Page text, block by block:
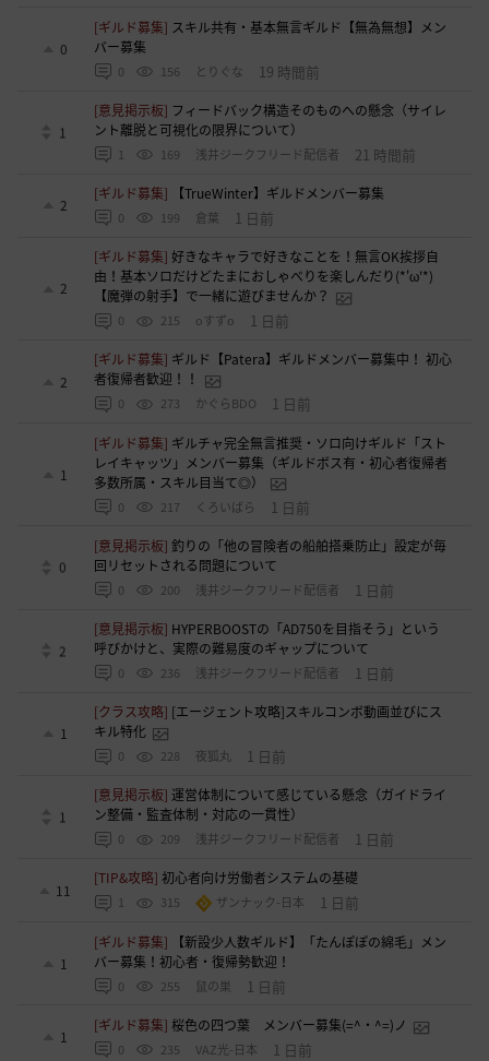
0
[ギルド募集] スキル共有・基本無言ギルド【無為無想】メン
バー募集
0 156 とりぐな 19 時間前
1
[意見掲示板] フィードバック構造そのものへの懸念（サイレ
ント離脱と可視化の限界について）
1 169 浅井ジークフリード配信者 21 時間前
2
[ギルド募集] 【TrueWinter】ギルドメンバー募集
0 199 倉葉 1 日前
2
[ギルド募集]好きなキャラで好きなことを！無言OK挨拶自
由！基本ソロだけどたまにおしゃべりを楽しんだり(*'ω'*)
【魔弾の射手】で一緒に遊びませんか？
0 215 oすずo 1 日前
2
[ギルド募集] ギルド【Patera】ギルドメンバー募集中！ 初心
者復帰者歓迎！！
0 273 かぐらBDO 1 日前
1
[ギルド募集] ギルチャ完全無言推奨・ソロ向けギルド「スト
レイキャッツ」メンバー募集（ギルドボス有・初心者復帰者
多数所属・スキル目当て◎）
0 217 くろいばら 1 日前
0
[意見掲示板]釣りの「他の冒険者の船舶搭乗防止」設定が毎
回リセットされる問題について
0 200 浅井ジークフリード配信者 1 日前
2
[意見掲示板] HYPERBOOSTの「AD750を目指そう」という
呼びかけと、実際の難易度のギャップについて
0 236 浅井ジークフリード配信者 1 日前
1
[クラス攻略] [エージェント攻略]スキルコンボ動画並びにス
キル特化
0 228 夜狐丸 1 日前
1
[意見掲示板]運営体制について感じている懸念（ガイドライ
ン整備・監査体制・対応の一貫性）
0 209 浅井ジークフリード配信者 1 日前
11
[TIP&攻略]初心者向け労働者システムの基礎
1 315 ザンナック-日本 1 日前
1
[ギルド募集]
【新設少人数ギルド】「たんぽぽの綿毛」メン
バー募集！初心者・復帰勢歓迎！
0 255 鼠の巣 1 日前
1
[ギルド募集]桜色の四つ葉 メンバー募集(=^・^=)ノ
0 235 VAZ光-日本 1 日前